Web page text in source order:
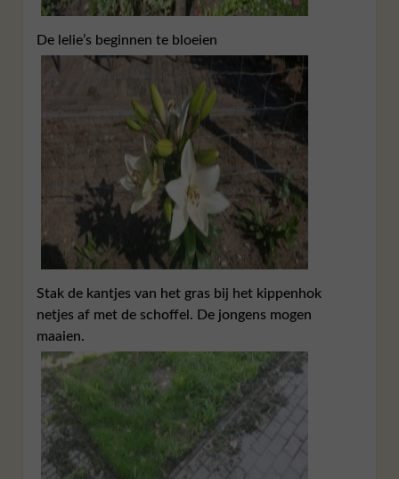
De lelie’s beginnen te bloeien
Stak de kantjes van het gras bij het kippenhok
netjes af met de schoffel. De jongens mogen
maaien.